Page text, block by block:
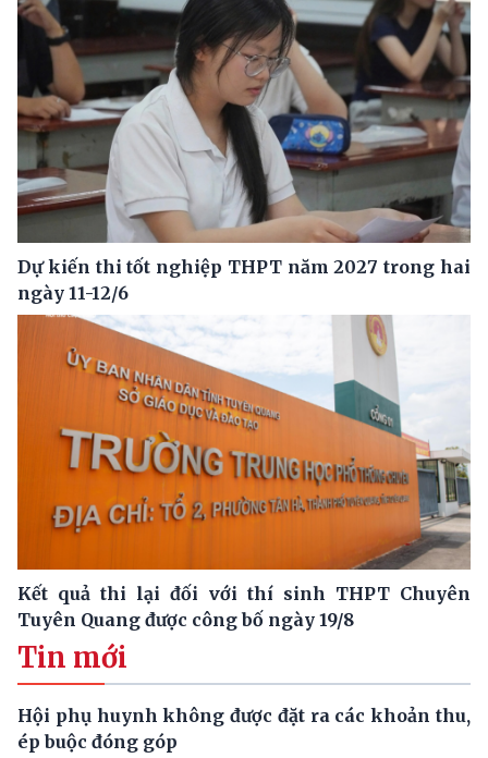
Dự kiến thi tốt nghiệp THPT năm 2027 trong hai
ngày 11-12/6
Kết quả thi lại đối với thí sinh THPT Chuyên
Tuyên Quang được công bố ngày 19/8
Tin mới
Hội phụ huynh không được đặt ra các khoản thu,
ép buộc đóng góp